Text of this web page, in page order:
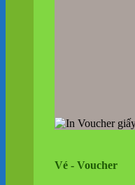
Vé - Voucher